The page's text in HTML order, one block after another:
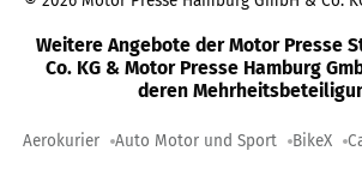
Weitere Angebote der Motor Presse
Co. KG & Motor Presse Hamburg
deren
Aerokurier Auto Motor und Sport BikeX